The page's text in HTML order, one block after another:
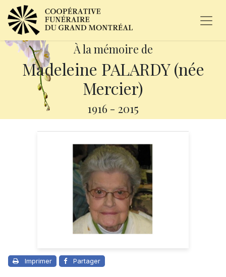
À la mémoire de
Madeleine PALARDY (née
Mercier)
1916 - 2015
Imprimer Partager